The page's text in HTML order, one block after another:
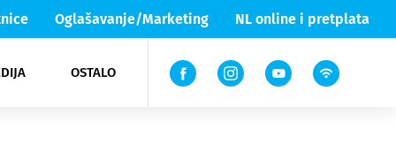
Oglašavanje/Marketing NL online i pretplata
OSTALO
Lika & Senj
TV